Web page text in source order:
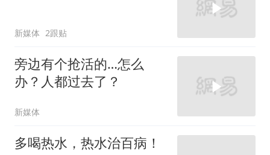
新媒体 2跟贴
旁边有个抢活的…怎么
办？人都过去了？
新媒体
多喝热水，热水治百病！